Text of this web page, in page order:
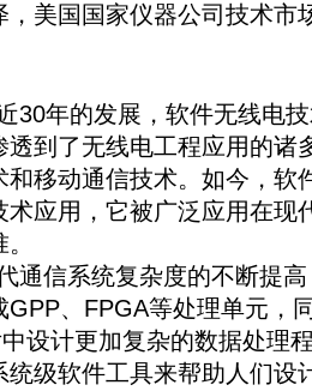
，美国国家仪器公司技术市
年的发展，软件无线电技
透到了无线电工程应用的诸
和移动通信技术。如今，软
术应用，它被广泛应用在现
系统复杂度的不断提高
GPP、FPGA等处理单元，
设计更加复杂的数据处理
统级软件工具来帮助人们设